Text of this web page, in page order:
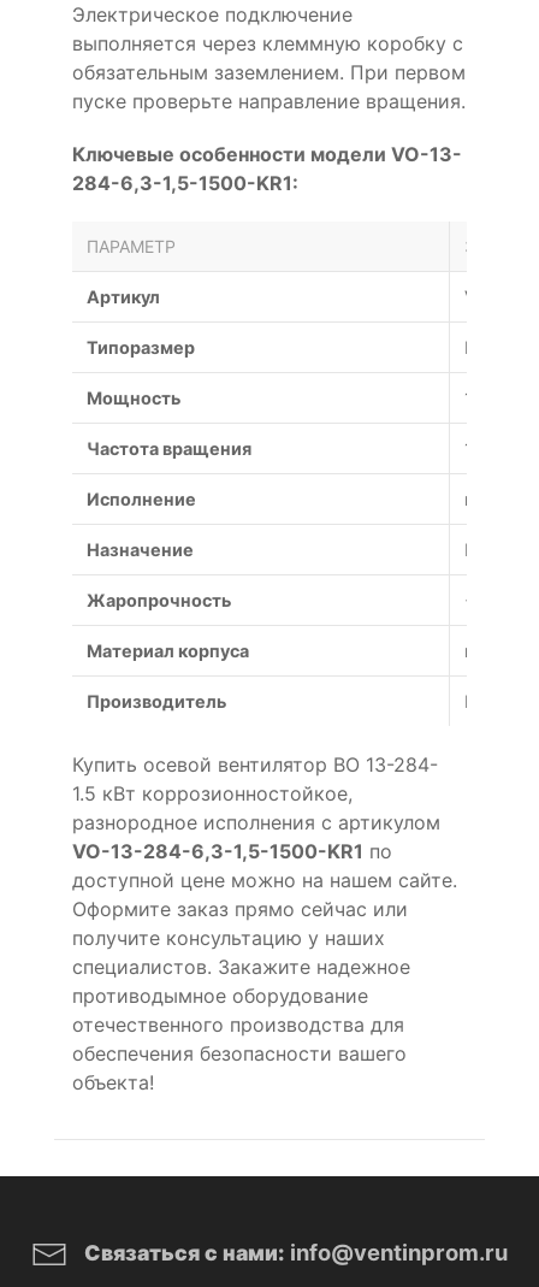
Электрическое подключение
выполняется через клеммную коробку с
обязательным заземлением. При первом
пуске проверьте направление вращения.
Ключевые особенности модели VO-13-
284-6,3-1,5-1500-KR1:
ПАРАМЕТР
Артикул VO-13-
Типоразмер №
Мощность 1.5 кВт
Частота вращения 1500
Исполнение
Назначение
Жаропрочность +600°С
Материал корпуса
Производитель Россия
Купить осевой вентилятор ВО 13-284-
1.5 кВт коррозионностойкое,
разнородное исполнения с артикулом
VO-13-284-6,3-1,5-1500-KR1 по
доступной цене можно на нашем сайте.
Оформите заказ прямо сейчас или
получите консультацию у наших
специалистов. Закажите надежное
противодымное оборудование
отечественного производства для
обеспечения безопасности вашего
объекта!
Связаться с нами: info@ventinprom.ru